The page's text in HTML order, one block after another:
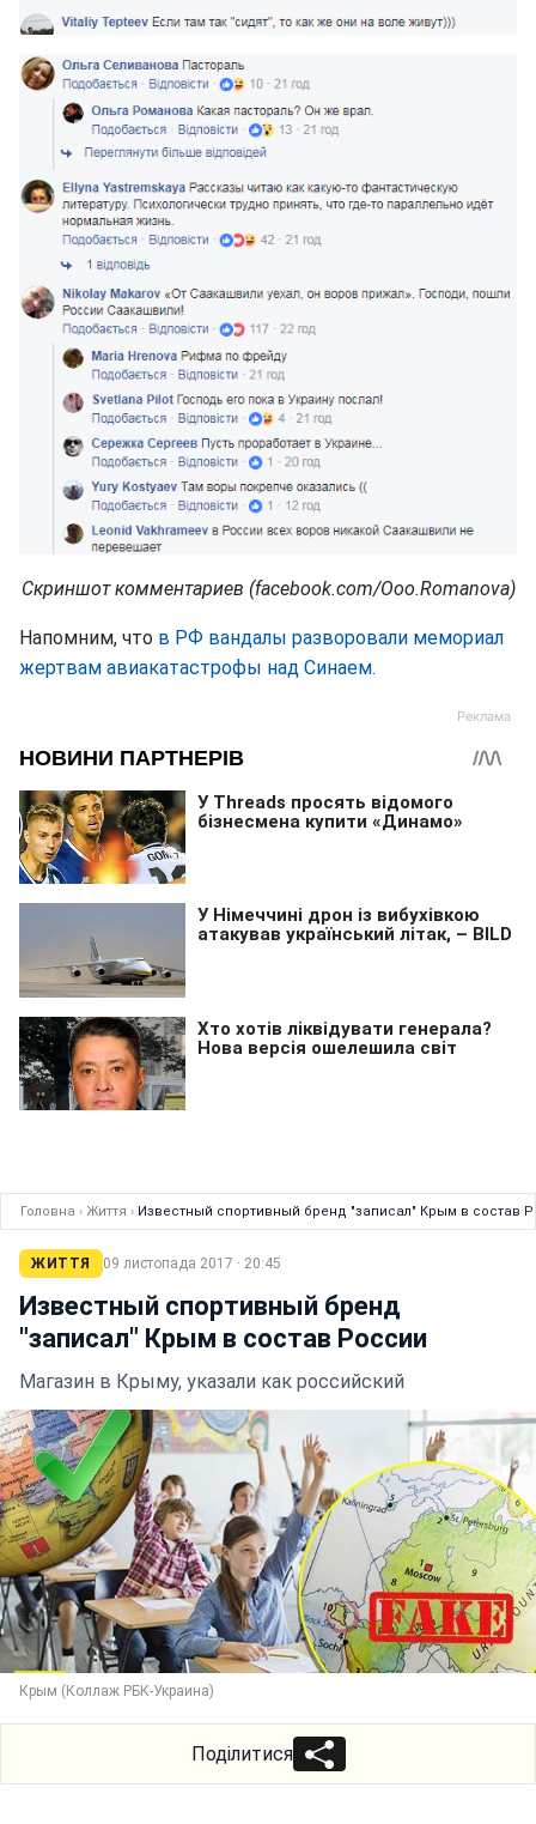
Скриншот комментариев (facebook.com/Ooo.Romanova)
Напомним, что в РФ вандалы разворовали мемориал
жертвам авиакатастрофы над Синаем.
Головна › Життя › Известный спортивный бренд "записал" Крым в состав
ЖИТТЯ 09 листопада 2017 · 20:45
Известный спортивный бренд
"записал" Крым в состав России
Магазин в Крыму, указали как российский
Крым (Коллаж РБК-Украина)
Поділитися